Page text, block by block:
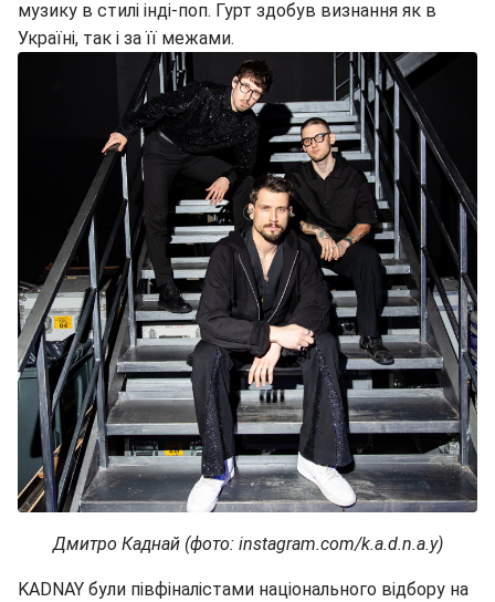
музику в стилі інді-поп. Гурт здобув визнання як в
Україні, так і за її межами.
Дмитро Каднай (фото: instagram.com/k.a.d.n.a.y)
KADNAY були півфіналістами національного відбору на